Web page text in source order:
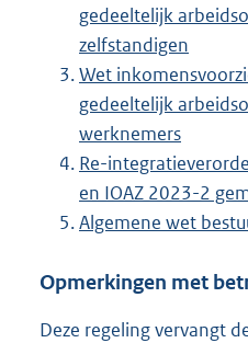
gedeeltelijk
zelfstandigen
Wet
gedeeltelijk
werknemers
Re-
en IOAZ 2023-2
Algemene wet
Opmerkingen met
Deze regeling vervangt